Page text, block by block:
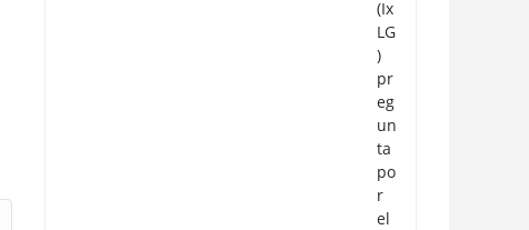
(Ix
LG
)
pr
eg
un
ta
po
r
el